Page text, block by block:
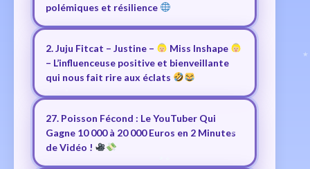
polémiques et résilience
2. Juju Fitcat – Justine –
Miss Inshape
– L’influenceuse positive et bienveillante
qui nous fait rire aux éclats
27. Poisson Fécond : Le YouTuber Qui
Gagne 10 000 à 20 000 Euros en 2 Minutes
de Vidéo !